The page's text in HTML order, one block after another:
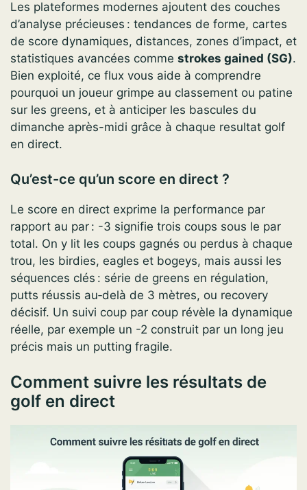
Les plateformes modernes ajoutent des couches
d’analyse précieuses : tendances de forme, cartes
de score dynamiques, distances, zones d’impact, et
statistiques avancées comme strokes gained (SG).
Bien exploité, ce flux vous aide à comprendre
pourquoi un joueur grimpe au classement ou patine
sur les greens, et à anticiper les bascules du
dimanche après-midi grâce à chaque resultat golf
en direct.
Qu’est-ce qu’un score en direct ?
Le score en direct exprime la performance par
rapport au par : -3 signifie trois coups sous le par
total. On y lit les coups gagnés ou perdus à chaque
trou, les birdies, eagles et bogeys, mais aussi les
séquences clés : série de greens en régulation,
putts réussis au‑delà de 3 mètres, ou recovery
décisif. Un suivi coup par coup révèle la dynamique
réelle, par exemple un -2 construit par un long jeu
précis mais un putting fragile.
Comment suivre les résultats de
golf en direct